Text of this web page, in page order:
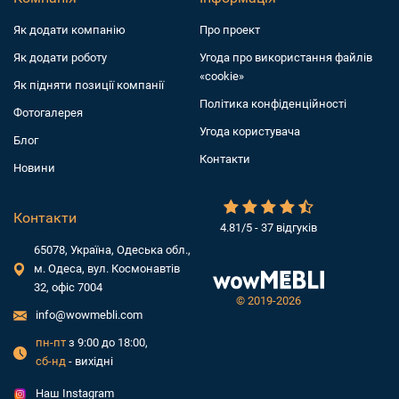
© 2019-2026
4.81/5 - 37 відгуків
Як додати компанiю
Як додати роботу
Як підняти позиції компанії
Фотогалерея
Блог
Новини
Про проект
Угода про використання файлів
«cookie»
Політика конфіденційності
Угода користувача
Контакти
Контакти
65078, Україна, Одеська обл.,
м. Одеса, вул. Космонавтів
32, офіс 7004
info@wowmebli.com
пн-пт з 9:00 до 18:00,
сб-нд - вихідні
Наш Instagram